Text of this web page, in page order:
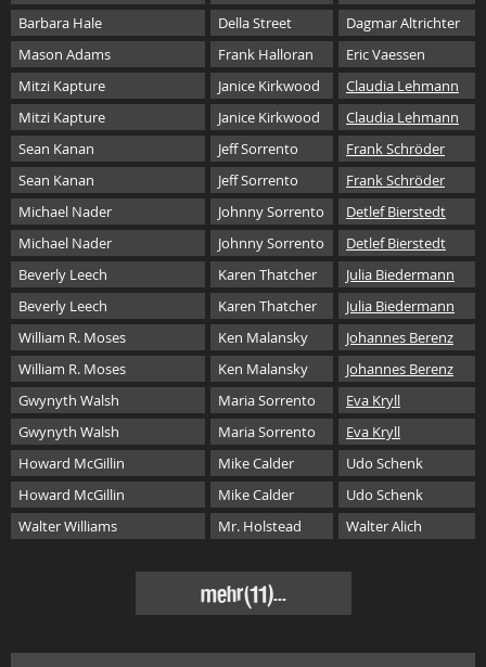
Barbara Hale
Della Street
Dagmar Altrichter
Mason Adams
Frank Halloran
Eric Vaessen
Mitzi Kapture
Janice Kirkwood
Claudia Lehmann
Mitzi Kapture
Janice Kirkwood
Claudia Lehmann
Sean Kanan
Jeff Sorrento
Frank Schröder
Sean Kanan
Jeff Sorrento
Frank Schröder
Michael Nader
Johnny Sorrento
Detlef Bierstedt
Michael Nader
Johnny Sorrento
Detlef Bierstedt
Beverly Leech
Karen Thatcher
Julia Biedermann
Beverly Leech
Karen Thatcher
Julia Biedermann
William R. Moses
Ken Malansky
Johannes Berenz
William R. Moses
Ken Malansky
Johannes Berenz
Gwynyth Walsh
Maria Sorrento
Eva Kryll
Gwynyth Walsh
Maria Sorrento
Eva Kryll
Howard McGillin
Mike Calder
Udo Schenk
Howard McGillin
Mike Calder
Udo Schenk
Walter Williams
Mr. Holstead Walter Alich
mehr(11)...